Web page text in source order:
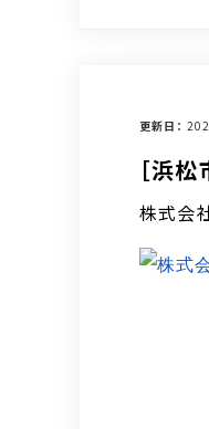
更新日
［浜
株式会